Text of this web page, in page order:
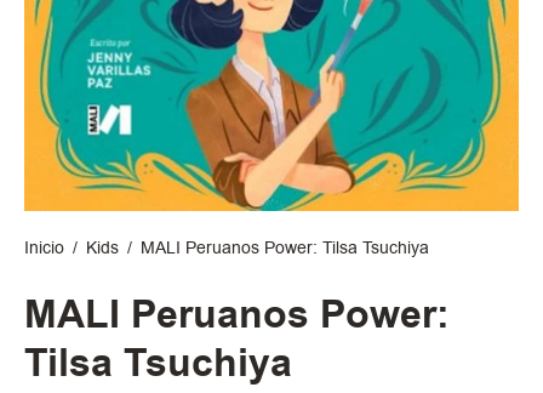
Inicio / Kids / MALI Peruanos Power: Tilsa Tsuchiya
MALI Peruanos Power:
Tilsa Tsuchiya